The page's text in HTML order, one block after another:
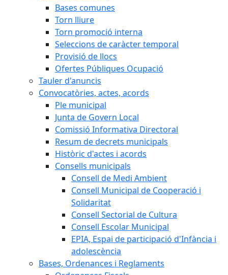
Bases comunes
Torn lliure
Torn promoció interna
Seleccions de caràcter temporal
Provisió de llocs
Ofertes Públiques Ocupació
Tauler d'anuncis
Convocatòries, actes, acords
Ple municipal
Junta de Govern Local
Comissió Informativa Directoral
Resum de decrets municipals
Històric d'actes i acords
Consells municipals
Consell de Medi Ambient
Consell Municipal de Cooperació i
Solidaritat
Consell Sectorial de Cultura
Consell Escolar Municipal
EPIA, Espai de participació d'Infància i
adolescència
Bases, Ordenances i Reglaments